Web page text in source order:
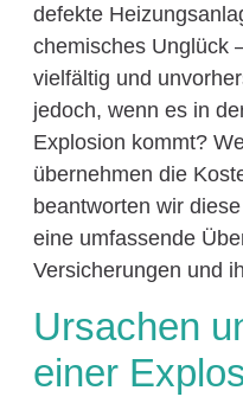
defekte
chemisches Unglück
vielfältig und
jedoch, wenn es in
Explosion kommt?
übernehmen die
beantworten wir
eine umfassende
Versicherungen und
Ursachen
einer